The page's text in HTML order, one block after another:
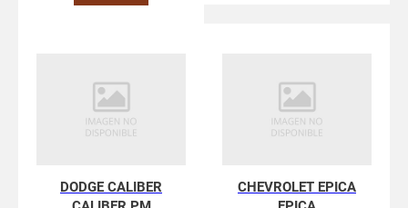
DODGE CALIBER
CHEVROLET EPICA